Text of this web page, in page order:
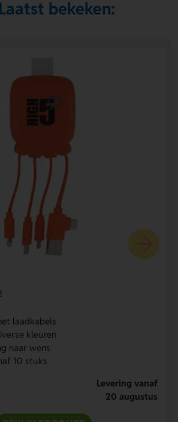
Laatst bekeken:
laadkabels
kleuren
naar wens
10 stuks
Levering vanaf
20 augustus